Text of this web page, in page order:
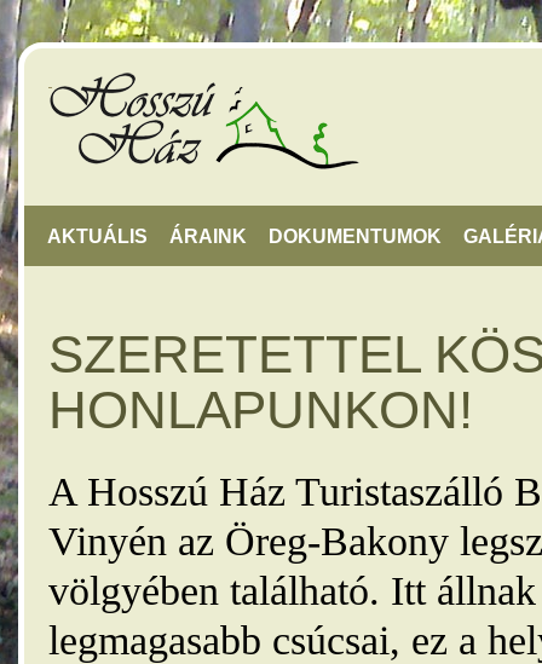
AKTUÁLIS ÁRAINK DOKUMENTUMOK
SZERETETTEL
HONLAPUNKON!
A Hosszú Ház Turistaszálló
Vinyén az Öreg-Bakony
völgyében található. Itt
legmagasabb csúcsai, ez a